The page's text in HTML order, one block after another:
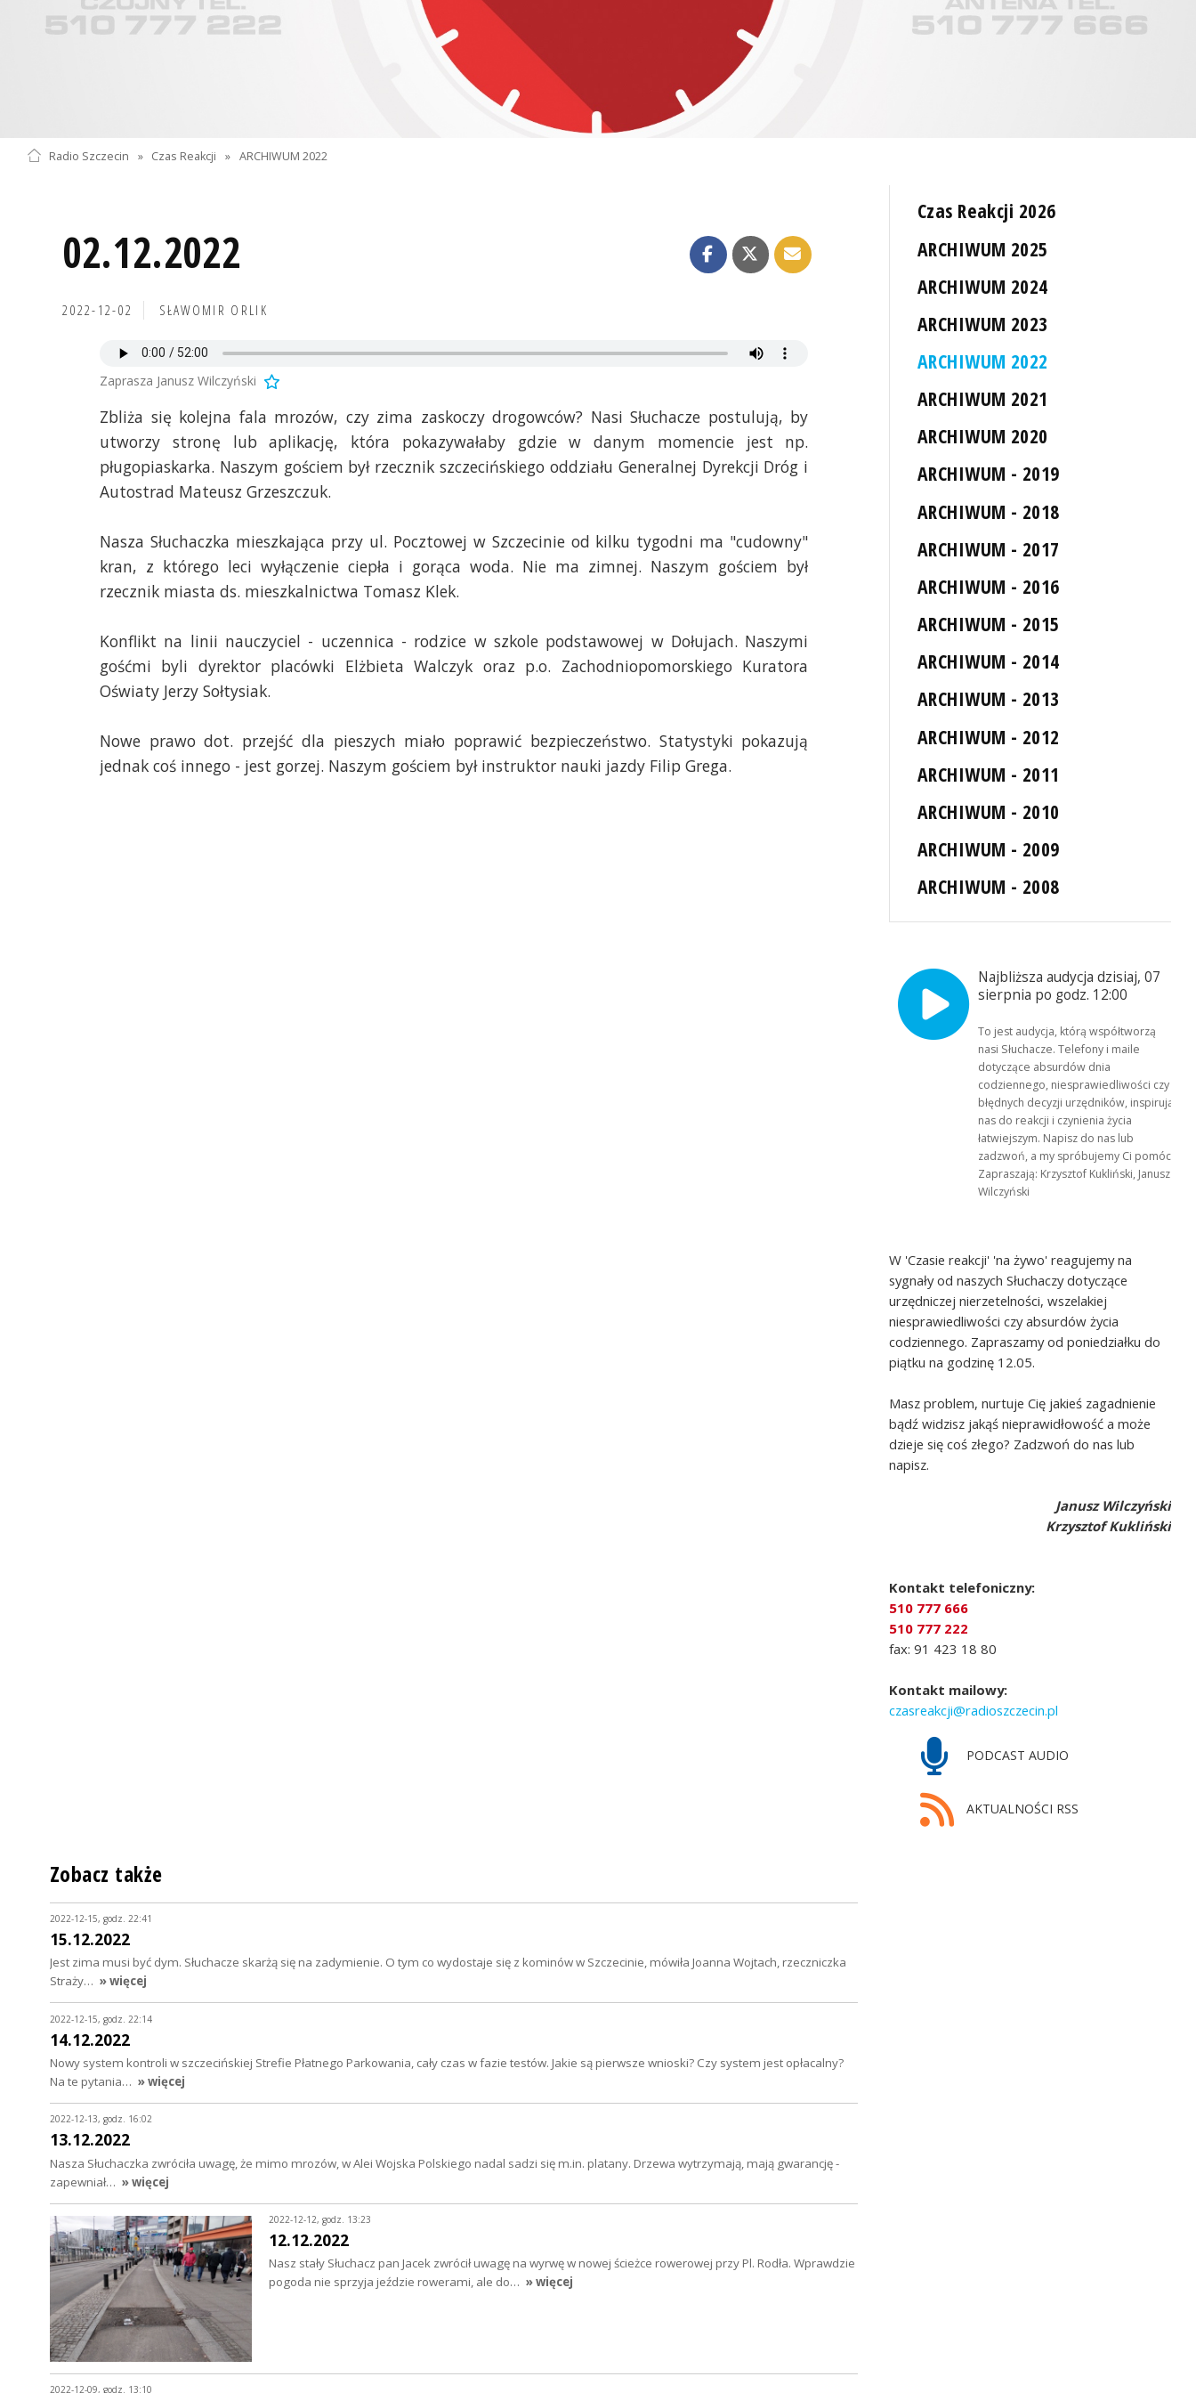
Radio Szczecin » Czas Reakcji » ARCHIWUM 2022
02.12.2022
2022-12-02 SŁAWOMIR ORLIK
Zaprasza Janusz Wilczyński
Zbliża się kolejna fala mrozów, czy zima zaskoczy drogowców? Nasi Słuchacze postulują, by
utworzy stronę lub aplikację, która pokazywałaby gdzie w danym momencie jest np.
pługopiaskarka. Naszym gościem był rzecznik szczecińskiego oddziału Generalnej Dyrekcji Dróg i
Autostrad Mateusz Grzeszczuk.
Nasza Słuchaczka mieszkająca przy ul. Pocztowej w Szczecinie od kilku tygodni ma "cudowny"
kran, z którego leci wyłączenie ciepła i gorąca woda. Nie ma zimnej. Naszym gościem był
rzecznik miasta ds. mieszkalnictwa Tomasz Klek.
Konflikt na linii nauczyciel - uczennica - rodzice w szkole podstawowej w Dołujach. Naszymi
gośćmi byli dyrektor placówki Elżbieta Walczyk oraz p.o. Zachodniopomorskiego Kuratora
Oświaty Jerzy Sołtysiak.
Nowe prawo dot. przejść dla pieszych miało poprawić bezpieczeństwo. Statystyki pokazują
jednak coś innego - jest gorzej. Naszym gościem był instruktor nauki jazdy Filip Grega.
Czas Reakcji 2026
ARCHIWUM 2025
ARCHIWUM 2024
ARCHIWUM 2023
ARCHIWUM 2022
ARCHIWUM 2021
ARCHIWUM 2020
ARCHIWUM - 2019
ARCHIWUM - 2018
ARCHIWUM - 2017
ARCHIWUM - 2016
ARCHIWUM - 2015
ARCHIWUM - 2014
ARCHIWUM - 2013
ARCHIWUM - 2012
ARCHIWUM - 2011
ARCHIWUM - 2010
ARCHIWUM - 2009
ARCHIWUM - 2008
Najbliższa audycja dzisiaj, 07
sierpnia po godz. 12:00
To jest audycja, którą współtworzą
nasi Słuchacze. Telefony i maile
dotyczące absurdów dnia
codziennego, niesprawiedliwości czy
błędnych decyzji urzędników, inspirują
nas do reakcji i czynienia życia
łatwiejszym. Napisz do nas lub
zadzwoń, a my spróbujemy Ci pomóc.
Zapraszają: Krzysztof Kukliński, Janusz
Wilczyński
W 'Czasie reakcji' 'na żywo' reagujemy na
sygnały od naszych Słuchaczy dotyczące
urzędniczej nierzetelności, wszelakiej
niesprawiedliwości czy absurdów życia
codziennego. Zapraszamy od poniedziałku do
piątku na godzinę 12.05.
Masz problem, nurtuje Cię jakieś zagadnienie
bądź widzisz jakąś nieprawidłowość a może
dzieje się coś złego? Zadzwoń do nas lub
napisz.
Janusz Wilczyński
Krzysztof Kukliński
Kontakt telefoniczny:
510 777 666
510 777 222
fax: 91 423 18 80
Kontakt mailowy:
czasreakcji@radioszczecin.pl
PODCAST AUDIO
AKTUALNOŚCI RSS
Zobacz także
2022-12-15, godz. 22:41
15.12.2022
Jest zima musi być dym. Słuchacze skarżą się na zadymienie. O tym co wydostaje się z kominów w Szczecinie, mówiła Joanna Wojtach, rzeczniczka
Straży… » więcej
2022-12-15, godz. 22:14
14.12.2022
Nowy system kontroli w szczecińskiej Strefie Płatnego Parkowania, cały czas w fazie testów. Jakie są pierwsze wnioski? Czy system jest opłacalny?
Na te pytania… » więcej
2022-12-13, godz. 16:02
13.12.2022
Nasza Słuchaczka zwróciła uwagę, że mimo mrozów, w Alei Wojska Polskiego nadal sadzi się m.in. platany. Drzewa wytrzymają, mają gwarancję -
zapewniał… » więcej
2022-12-12, godz. 13:23
12.12.2022
Nasz stały Słuchacz pan Jacek zwrócił uwagę na wyrwę w nowej ścieżce rowerowej przy Pl. Rodła. Wprawdzie
pogoda nie sprzyja jeździe rowerami, ale do… » więcej
2022-12-09, godz. 13:10